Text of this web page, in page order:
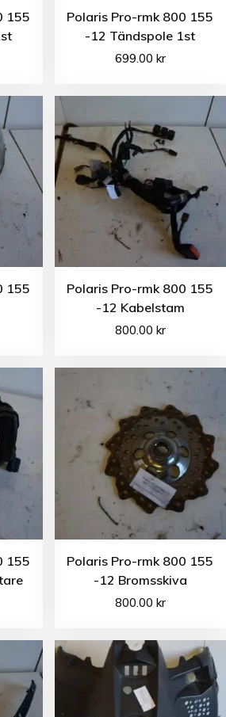
155
Polaris Pro-rmk 800 155
-12 Tändspole 1st
699.00 kr
155
Polaris Pro-rmk 800 155
-12 Kabelstam
800.00 kr
155
Polaris Pro-rmk 800 155
-12 Bromsskiva
800.00 kr